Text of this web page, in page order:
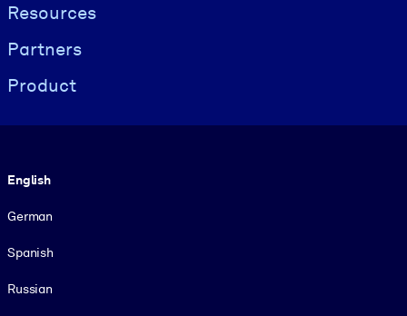
Resources
Partners
Product
English
German
Spanish
Russian